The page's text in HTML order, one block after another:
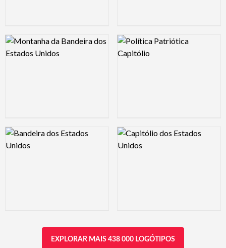
Logo Preview Image Logo Preview Image
Logo Preview Image Logo Preview Image
EXPLORAR MAIS 438 000 LOGÓTIPOS